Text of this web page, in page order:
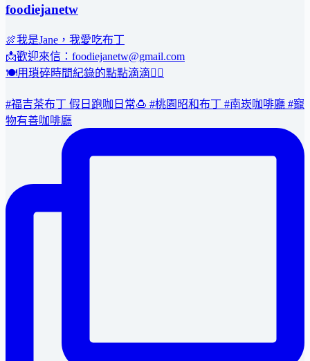
foodiejanetw
🍖我是Jane，我愛吃布丁
📩歡迎來信：foodiejanetw@gmail.com
🍽用瑣碎時間紀錄的點點滴滴👇🏻
#福吉茶布丁 假日跑咖日常🍮 #桃園昭和布丁 #南崁咖啡廳 #寵
物有善咖啡廳